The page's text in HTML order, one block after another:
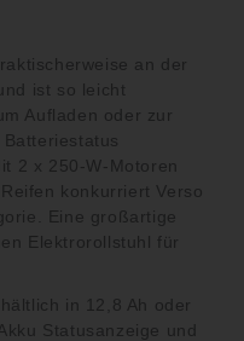
an der
ist so leicht
Aufladen oder zur
2 x 250-W-Motoren
konkurriert Verso
Eine großartige
Elektrorollstuhl für
in 12,8 Ah oder
Statusanzeige und